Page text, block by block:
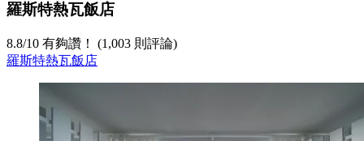
羅斯特熱瓦飯店
8.8/10 有夠讚！ (1,003 則評論)
羅斯特熱瓦飯店